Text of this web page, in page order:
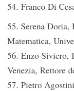
54. Franco Di
55. Serena Doria,
Matematica,
56. Enzo Siviero,
Venezia, Rettore
57. Pietro